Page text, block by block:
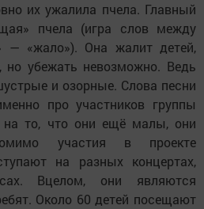
их ужалила пчела. Главный
пчела (игра слов между
— «жало»). Она жалит детей,
но убежать невозможно. Ведь
и озорные. Слова песни
про участников группы
на то, что они ещё малы, они
участия в проекте
на разных концертах,
Вцелом, они являются
Около 60 детей посещают